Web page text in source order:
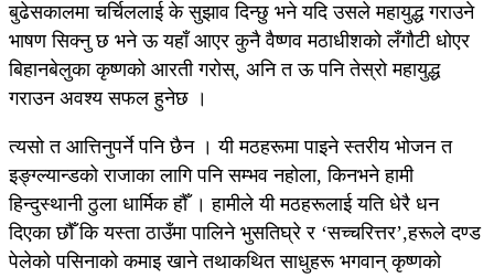
बुढेसकालमा चर्चिललाई के सुझाव दिन्छु भने यदि उसले महायुद्ध गराउने
भाषण सिक्नु छ भने ऊ यहाँ आएर कुनै वैष्णव मठाधीशको लँगौटी धोएर
बिहानबेलुका कृष्णको आरती गरोस्, अनि त ऊ पनि तेस्रो महायुद्ध
गराउन अवश्य सफल हुनेछ ।
त्यसो त आत्तिनुपर्ने पनि छैन । यी मठहरूमा पाइने स्तरीय भोजन त
इङ्ग्ल्यान्डको राजाका लागि पनि सम्भव नहोला, किनभने हामी
हिन्दुस्थानी ठुला धार्मिक हौँ । हामीले यी मठहरूलाई यति धेरै धन
दिएका छौँ कि यस्ता ठाउँमा पालिने भुसतिघ्रे र ‘सच्चरित्तर’,हरूले दण्ड
पेलेको पसिनाको कमाइ खाने तथाकथित साधुहरू भगवान् कृष्णको